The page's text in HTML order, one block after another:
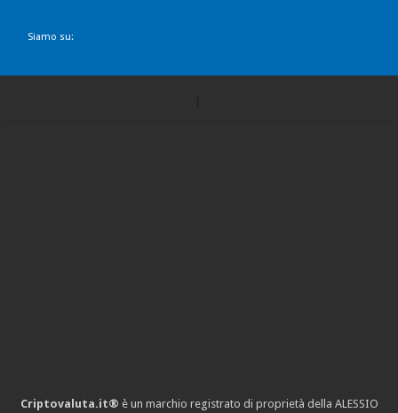
Siamo su:
Criptovaluta.it® è un marchio registrato di proprietà della ALESSIO